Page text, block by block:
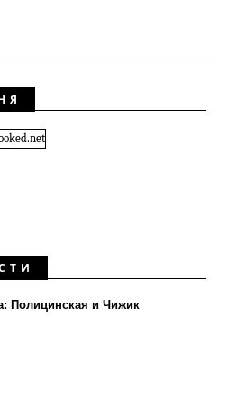
Полицинская и Чижик